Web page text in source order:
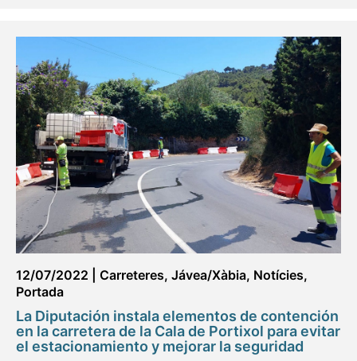
12/07/2022 Carreteres, Jávea/Xàbia, Notícies,
Portada
La Diputación instala elementos de contención
en la carretera de la Cala de Portixol para evitar
el estacionamiento y mejorar la seguridad